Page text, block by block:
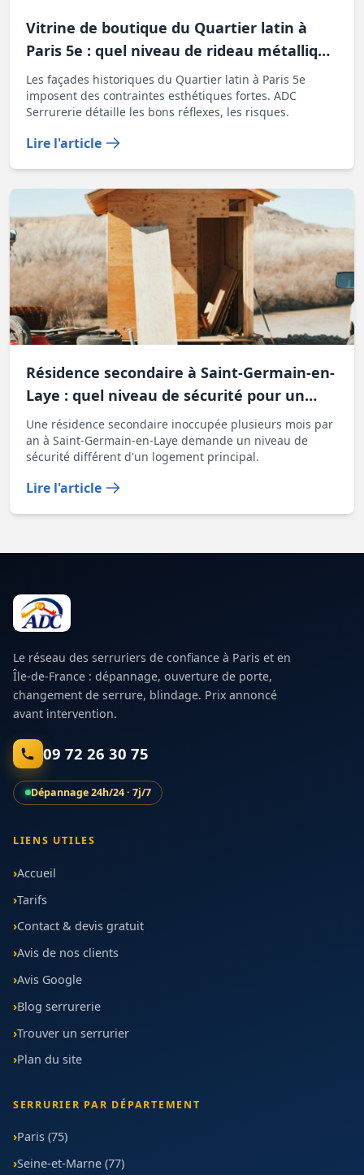
Vitrine de boutique du Quartier latin à
Paris 5e : quel niveau de rideau métallique
face à des façades historiques
Les façades historiques du Quartier latin à Paris 5e
imposent des contraintes esthétiques fortes. ADC
Serrurerie détaille les bons réflexes, les risques.
Lire l'article
Résidence secondaire à Saint-Germain-en-
Laye : quel niveau de sécurité pour un
logement inoccupé plusieurs mois
Une résidence secondaire inoccupée plusieurs mois par
an à Saint-Germain-en-Laye demande un niveau de
sécurité différent d'un logement principal.
Lire l'article
Le réseau des serruriers de confiance à Paris et en
Île-de-France : dépannage, ouverture de porte,
changement de serrure, blindage. Prix annoncé
avant intervention.
09 72 26 30 75
Dépannage 24h/24 · 7j/7
LIENS UTILES
Accueil
Tarifs
Contact & devis gratuit
Avis de nos clients
Avis Google
Blog serrurerie
Trouver un serrurier
Plan du site
SERRURIER PAR DÉPARTEMENT
Paris (75)
Seine-et-Marne (77)